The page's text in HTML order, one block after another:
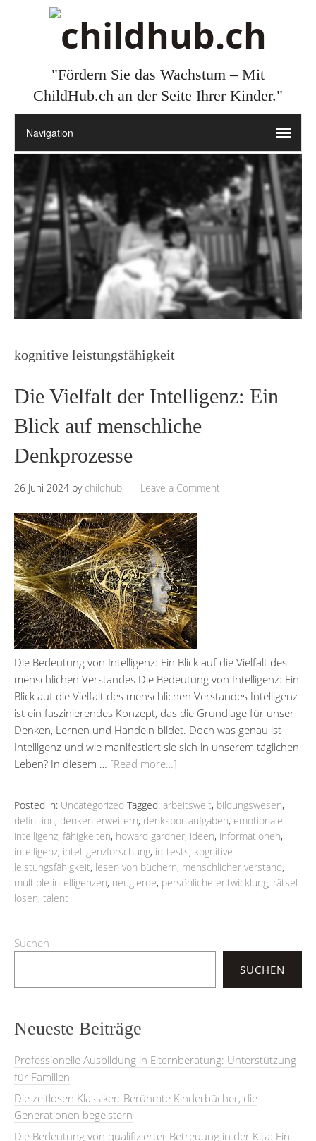
"Fördern Sie das Wachstum – Mit
ChildHub.ch an der Seite Ihrer Kinder."
kognitive leistungsfähigkeit
Die Vielfalt der Intelligenz: Ein
Blick auf menschliche
Denkprozesse
26 Juni 2024 by childhub Leave a Comment
Die Bedeutung von Intelligenz: Ein Blick auf die Vielfalt des
menschlichen Verstandes Die Bedeutung von Intelligenz: Ein
Blick auf die Vielfalt des menschlichen Verstandes Intelligenz
ist ein faszinierendes Konzept, das die Grundlage für unser
Denken, Lernen und Handeln bildet. Doch was genau ist
Intelligenz und wie manifestiert sie sich in unserem täglichen
Leben? In diesem … [Read more…]
Posted in: Uncategorized Tagged: arbeitswelt, bildungswesen,
definition, denken erweitern, denksportaufgaben, emotionale
intelligenz, fähigkeiten, howard gardner, ideen, informationen,
intelligenz, intelligenzforschung, iq-tests, kognitive
leistungsfähigkeit, lesen von büchern, menschlicher verstand,
multiple intelligenzen, neugierde, persönliche entwicklung, rätsel
lösen, talent
Suchen
SUCHEN
Neueste Beiträge
Professionelle Ausbildung in Elternberatung: Unterstützung
für Familien
Die zeitlosen Klassiker: Berühmte Kinderbücher, die
Generationen begeistern
Die Bedeutung von qualifizierter Betreuung in der Kita: Ein